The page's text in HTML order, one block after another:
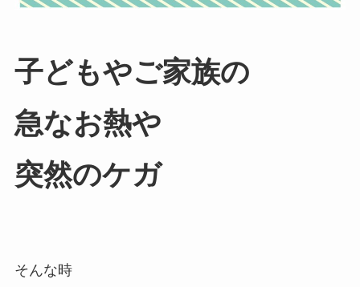
子どもやご家族の
急なお熱や
突然のケガ
そんな時